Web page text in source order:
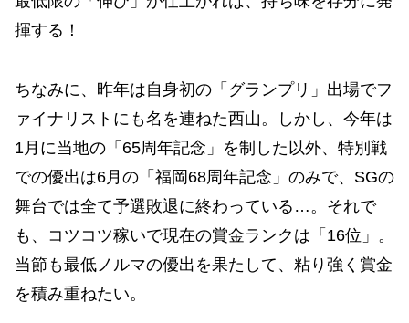
揮する！
ちなみに、昨年は自身初の「グランプリ」出場でフ
ァイナリストにも名を連ねた西山。しかし、今年は
1月に当地の「65周年記念」を制した以外、特別戦
での優出は6月の「福岡68周年記念」のみで、SGの
舞台では全て予選敗退に終わっている…。それで
も、コツコツ稼いで現在の賞金ランクは「16位」。
当節も最低ノルマの優出を果たして、粘り強く賞金
を積み重ねたい。